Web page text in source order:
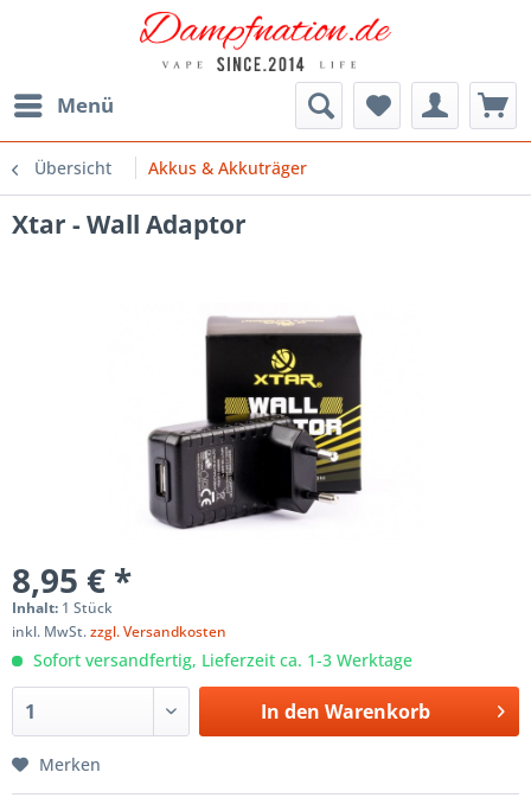
Menü
Übersicht Akkus & Akkuträger
Xtar - Wall Adaptor
8,95 € *
Inhalt: 1 Stück
inkl. MwSt.zzgl. Versandkosten
Sofort versandfertig, Lieferzeit ca. 1-3 Werktage
In den Warenkorb
Merken